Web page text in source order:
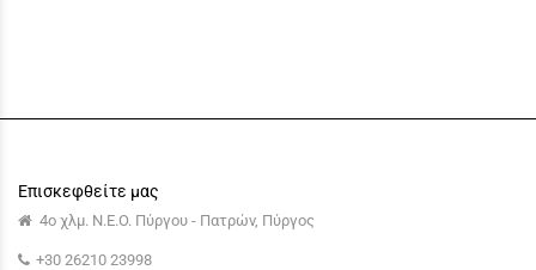
Επισκεφθείτε μας
4ο χλμ. Ν.Ε.Ο. Πύργου - Πατρών, Πύργος
+30 26210 23998